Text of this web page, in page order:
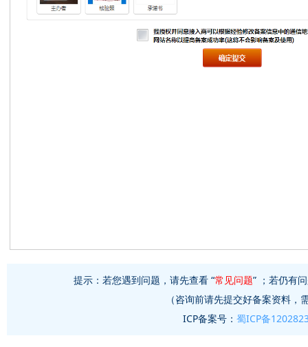
提示：若您遇到问题，请先查看 “常见问题” ；若仍有
（咨询前请先提交好备案资料
ICP备案号： 蜀ICP备